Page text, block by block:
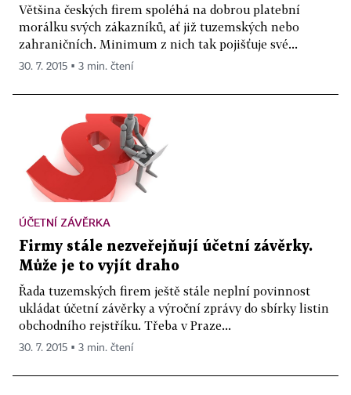
Většina českých firem spoléhá na dobrou platební
morálku svých zákazníků, ať již tuzemských nebo
zahraničních. Minimum z nich tak pojišťuje své...
30. 7. 2015 ▪ 3 min. čtení
ÚČETNÍ ZÁVĚRKA
Firmy stále nezveřejňují účetní závěrky.
Může je to vyjít draho
Řada tuzemských firem ještě stále neplní povinnost
ukládat účetní závěrky a výroční zprávy do sbírky listin
obchodního rejstříku. Třeba v Praze...
30. 7. 2015 ▪ 3 min. čtení